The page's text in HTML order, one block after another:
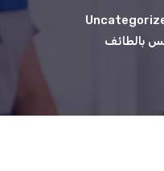
بالطائف